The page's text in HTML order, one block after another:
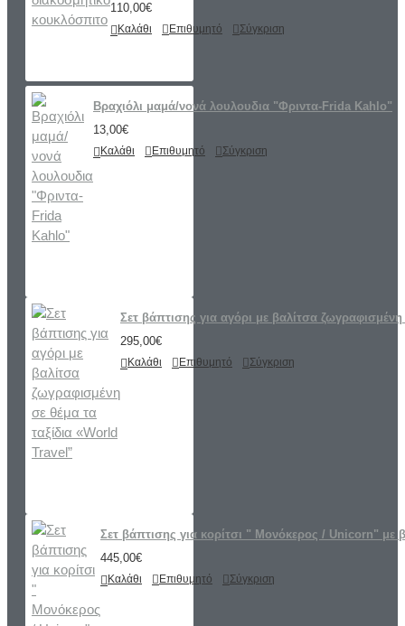
110,00€
Καλάθι Επιθυμητό Σύγκριση
Βραχιόλι μαμά/νονά λουλουδια "Φριντα-Frida Kahlo"
13,00€
Καλάθι Επιθυμητό Σύγκριση
Σετ βάπτισης για αγόρι με βαλίτσα
295,00€
Καλάθι Επιθυμητό Σύγκριση
Σετ βάπτισης για κορίτσι " Μονόκερος / Unicorn" με
445,00€
Καλάθι Επιθυμητό Σύγκριση